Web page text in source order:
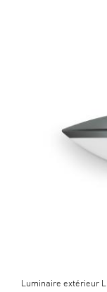
Luminaire extérieur